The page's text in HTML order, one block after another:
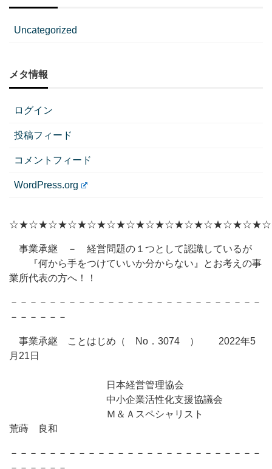
Uncategorized
メタ情報
ログイン
投稿フィード
コメントフィード
WordPress.org
事業承継 － 経営問題の１つとして認識しているが
『何から手をつけていいか分からない』とお考えの事
業所代表の方へ！！
－－－－－－－－－－－－－－－－－－－－－－－－－－
－－－－－－
事業承継 ことはじめ（ No．3074 ） 2022年5
月21日
日本経営管理協会
中小企業活性化支援協議会
Ｍ＆Ａスペシャリスト
荒蒔 良和
－－－－－－－－－－－－－－－－－－－－－－－－－－